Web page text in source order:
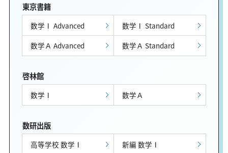
東京書籍
数学Ⅰ Advanced
数学Ⅰ Standard
数学Ａ Advanced
数学Ａ Standard
啓林館
数学Ⅰ 数学Ａ
数研出版
高等学校 数学Ⅰ
新編 数学Ⅰ